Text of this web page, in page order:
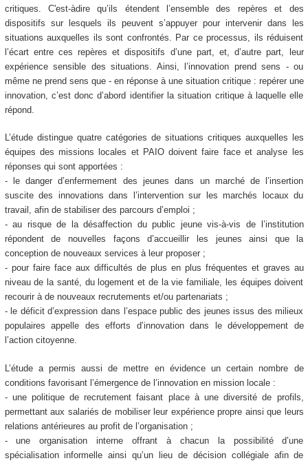
critiques. C'est-àdire qu’ils étendent l’ensemble des repères et des
dispositifs sur lesquels ils peuvent s’appuyer pour intervenir dans les
situations auxquelles ils sont confrontés. Par ce processus, ils réduisent
l’écart entre ces repères et dispositifs d’une part, et, d’autre part, leur
expérience sensible des situations. Ainsi, l’innovation prend sens - ou
même ne prend sens que - en réponse à une situation critique : repérer une
innovation, c’est donc d’abord identifier la situation critique à laquelle elle
répond.
L’étude distingue quatre catégories de situations critiques auxquelles les
équipes des missions locales et PAIO doivent faire face et analyse les
réponses qui sont apportées :
- le danger d’enfermement des jeunes dans un marché de l’insertion
suscite des innovations dans l’intervention sur les marchés locaux du
travail, afin de stabiliser des parcours d’emploi ;
- au risque de la désaffection du public jeune vis-à-vis de l’institution
répondent de nouvelles façons d’accueillir les jeunes ainsi que la
conception de nouveaux services à leur proposer ;
- pour faire face aux difficultés de plus en plus fréquentes et graves au
niveau de la santé, du logement et de la vie familiale, les équipes doivent
recourir à de nouveaux recrutements et/ou partenariats ;
- le déficit d’expression dans l’espace public des jeunes issus des milieux
populaires appelle des efforts d’innovation dans le développement de
l’action citoyenne.
L’étude a permis aussi de mettre en évidence un certain nombre de
conditions favorisant l’émergence de l’innovation en mission locale :
- une politique de recrutement faisant place à une diversité de profils,
permettant aux salariés de mobiliser leur expérience propre ainsi que leurs
relations antérieures au profit de l’organisation ;
- une organisation interne offrant à chacun la possibilité d’une
spécialisation informelle ainsi qu’un lieu de décision collégiale afin de